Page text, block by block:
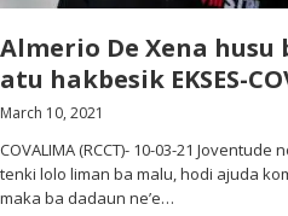
Almerio De Xena husu
atu hakbesik EKSES-
March 10, 2021
COVALIMA (RCCT)- 10-03-21
tenki lolo liman ba malu, hodi ajuda
maka ba dadaun ne’e…